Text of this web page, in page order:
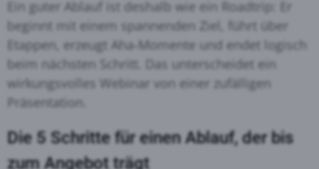
Ein guter Ablauf ist deshalb wie ein Roadtrip: Er
beginnt mit einem spannenden Ziel, führt über
Etappen, erzeugt Aha‑Momente und endet logisch
beim nächsten Schritt. Das unterscheidet ein
wirkungsvolles Webinar von einer zufälligen
Präsentation.
Die 5 Schritte für einen Ablauf, der bis
zum Angebot trägt